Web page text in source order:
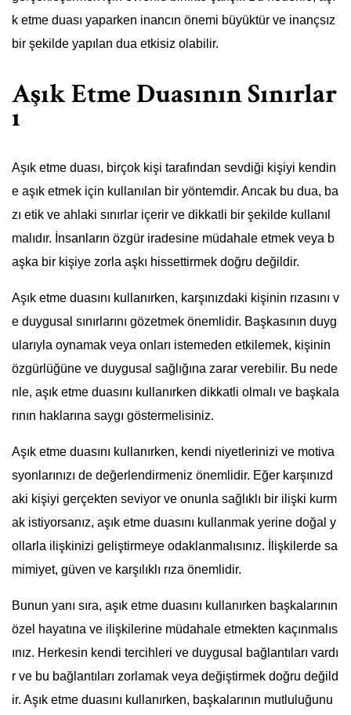
k etme duası yaparken inancın önemi büyüktür ve inançsız
bir şekilde yapılan dua etkisiz olabilir.
Aşık Etme Duasının Sınırlar
ı
Aşık etme duası, birçok kişi tarafından sevdiği kişiyi kendin
e aşık etmek için kullanılan bir yöntemdir. Ancak bu dua, ba
zı etik ve ahlaki sınırlar içerir ve dikkatli bir şekilde kullanıl
malıdır. İnsanların özgür iradesine müdahale etmek veya b
aşka bir kişiye zorla aşkı hissettirmek doğru değildir.
Aşık etme duasını kullanırken, karşınızdaki kişinin rızasını v
e duygusal sınırlarını gözetmek önemlidir. Başkasının duyg
ularıyla oynamak veya onları istemeden etkilemek, kişinin
özgürlüğüne ve duygusal sağlığına zarar verebilir. Bu nede
nle, aşık etme duasını kullanırken dikkatli olmalı ve başkala
rının haklarına saygı göstermelisiniz.
Aşık etme duasını kullanırken, kendi niyetlerinizi ve motiva
syonlarınızı de değerlendirmeniz önemlidir. Eğer karşınızd
aki kişiyi gerçekten seviyor ve onunla sağlıklı bir ilişki kurm
ak istiyorsanız, aşık etme duasını kullanmak yerine doğal y
ollarla ilişkinizi geliştirmeye odaklanmalısınız. İlişkilerde sa
mimiyet, güven ve karşılıklı rıza önemlidir.
Bunun yanı sıra, aşık etme duasını kullanırken başkalarının
özel hayatına ve ilişkilerine müdahale etmekten kaçınmalıs
ınız. Herkesin kendi tercihleri ve duygusal bağlantıları vardı
r ve bu bağlantıları zorlamak veya değiştirmek doğru değild
ir. Aşık etme duasını kullanırken, başkalarının mutluluğunu